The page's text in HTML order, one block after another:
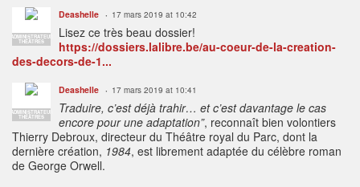
ADMINISTRATEUR
THÉÂTRES
Deashelle 17 mars 2019 at 10:42
Lisez ce très beau dossier!
https://dossiers.lalibre.be/au-coeur-de-la-creation-
des-decors-de-1...
ADMINISTRATEUR
THÉÂTRES
Deashelle 17 mars 2019 at 10:41
Traduire, c’est déjà trahir… et c’est davantage le cas
encore pour une adaptation”, reconnaît bien volontiers
Thierry Debroux, directeur du Théâtre royal du Parc, dont la
dernière création, 1984, est librement adaptée du célèbre roman
de George Orwell.